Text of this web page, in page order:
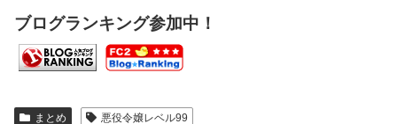
ブログランキング参加中！
まとめ 悪役令嬢レベル99